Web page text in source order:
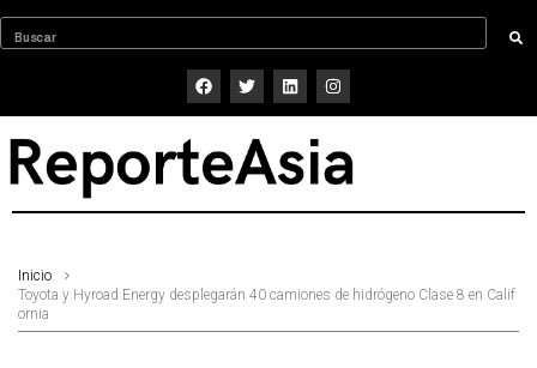
Inicio
Toyota y Hyroad Energy desplegarán 40 camiones de hidrógeno Clase 8 en Calif
ornia